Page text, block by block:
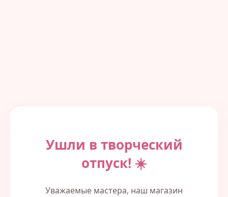
Ушли в творческий
отпуск! ☀️
Уважаемые мастера, наш магазин